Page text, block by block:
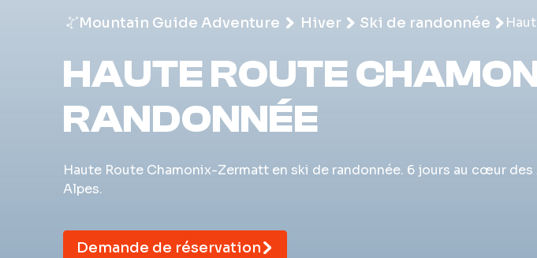
Mountain Guide Adventure Hiver Ski de randonnée
HAUTE ROUTE
RANDONNÉE
Haute Route Chamonix-Zermatt en ski de randonnée. 6 jours au cœur
Alpes.
Demande de réservation